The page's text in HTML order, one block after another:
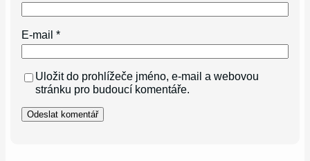
E-mail*
Uložit do prohlížeče jméno, e-mail a webovou
stránku pro budoucí komentáře.